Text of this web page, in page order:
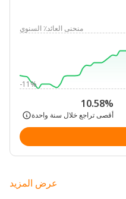
منحنى العائد٪ السنوي
-11%
10.58%
أقصى تراجع خلال سنة واحدة
عرض المزيد